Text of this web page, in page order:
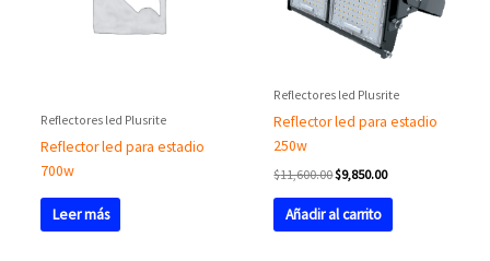
Reflectores led Plusrite
Reflector led para estadio
700w
Leer más
Reflectores led Plusrite
Reflector led para estadio
250w
$11,600.00$9,850.00
Añadir al carrito